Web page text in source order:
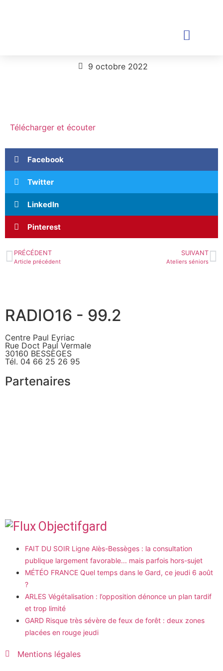
9 octobre 2022
Télécharger et écouter
Facebook
Twitter
LinkedIn
Pinterest
PRÉCÉDENT
Article précédent
SUIVANT
Ateliers séniors
RADIO16 - 99.2
Centre Paul Eyriac
Rue Doct Paul Vermale
30160 BESSÈGES
Tél. 04 66 25 26 95
Partenaires
Objectifgard
FAIT DU SOIR Ligne Alès-Bessèges : la consultation
publique largement favorable... mais parfois hors-sujet
MÉTÉO FRANCE Quel temps dans le Gard, ce jeudi 6 août
?
ARLES Végétalisation : l’opposition dénonce un plan tardif
et trop limité
GARD Risque très sévère de feux de forêt : deux zones
placées en rouge jeudi
Mentions légales